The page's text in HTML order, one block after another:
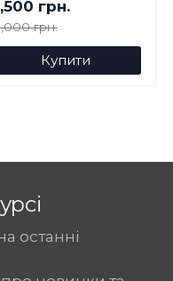
грн.
грн.
Купити
останні